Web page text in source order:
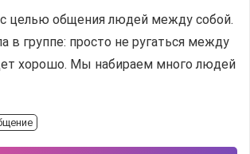
с целью общения людей между собой.
в группе: просто не ругаться между
хорошо. Мы набираем много людей